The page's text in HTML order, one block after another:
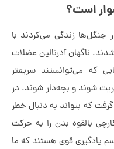
زندگی می‌کردند با
آدرنالین عضلات
سریعتر
و بچه‌دار شوند. در
به دنبال خطر
بدن را به حرکت
قوی هستند که ما